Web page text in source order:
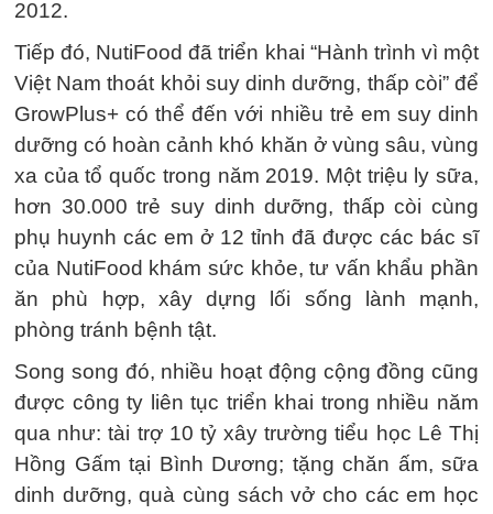
2012.
Tiếp đó, NutiFood đã triển khai “Hành trình vì một
Việt Nam thoát khỏi suy dinh dưỡng, thấp còi” để
GrowPlus+ có thể đến với nhiều trẻ em suy dinh
dưỡng có hoàn cảnh khó khăn ở vùng sâu, vùng
xa của tổ quốc trong năm 2019. Một triệu ly sữa,
hơn 30.000 trẻ suy dinh dưỡng, thấp còi cùng
phụ huynh các em ở 12 tỉnh đã được các bác sĩ
của NutiFood khám sức khỏe, tư vấn khẩu phần
ăn phù hợp, xây dựng lối sống lành mạnh,
phòng tránh bệnh tật.
Song song đó, nhiều hoạt động cộng đồng cũng
được công ty liên tục triển khai trong nhiều năm
qua như: tài trợ 10 tỷ xây trường tiểu học Lê Thị
Hồng Gấm tại Bình Dương; tặng chăn ấm, sữa
dinh dưỡng, quà cùng sách vở cho các em học